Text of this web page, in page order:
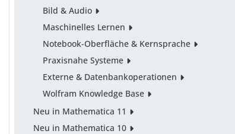
Bild & Audio
Maschinelles Lernen
Notebook-Oberfläche & Kernsprache
Praxisnahe Systeme
Externe & Datenbankoperationen
Wolfram Knowledge Base
Neu in Mathematica 11
Neu in Mathematica 10